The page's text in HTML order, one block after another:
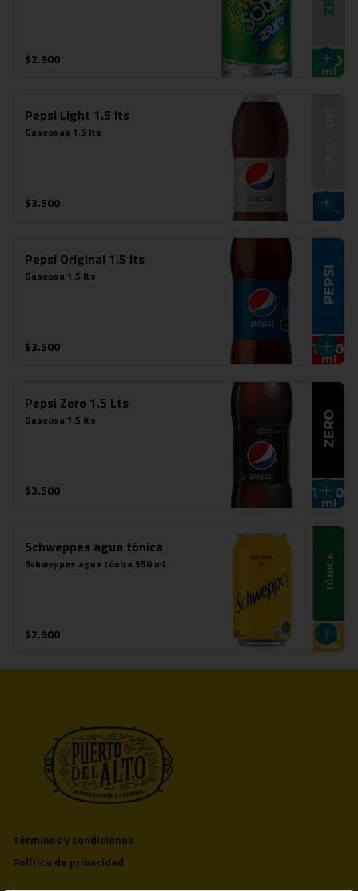
$2.900
Pepsi Light 1.5 lts
Gaseosas 1.5 lts
$3.500
Pepsi Original 1.5 lts
Gaseosa 1.5 lts
$3.500
Pepsi Zero 1.5 Lts
Gaseosa 1.5 lts
$3.500
Schweppes agua tónica
Schweppes agua tónica 350 ml.
$2.900
Términos y condiciones
Política de privacidad